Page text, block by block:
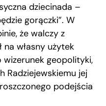
dziecinada –
gorączki”. W
że walczy z
na własny użytek
geopolityki,
Radziejewskiemu jej
podejścia